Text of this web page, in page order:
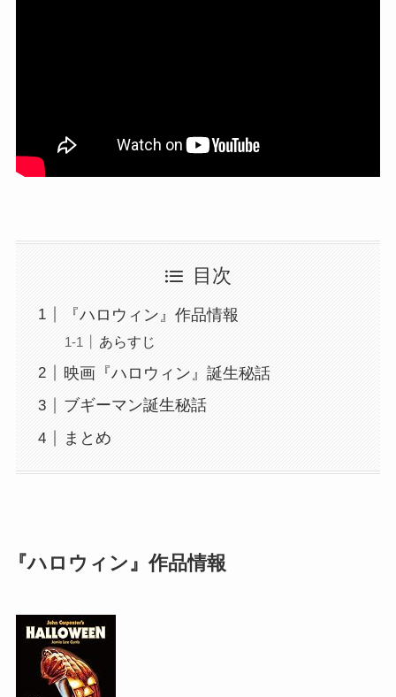
目次
『ハロウィン』作品情報
あらすじ
映画『ハロウィン』誕生秘話
ブギーマン誕生秘話
まとめ
『ハロウィン』作品情報